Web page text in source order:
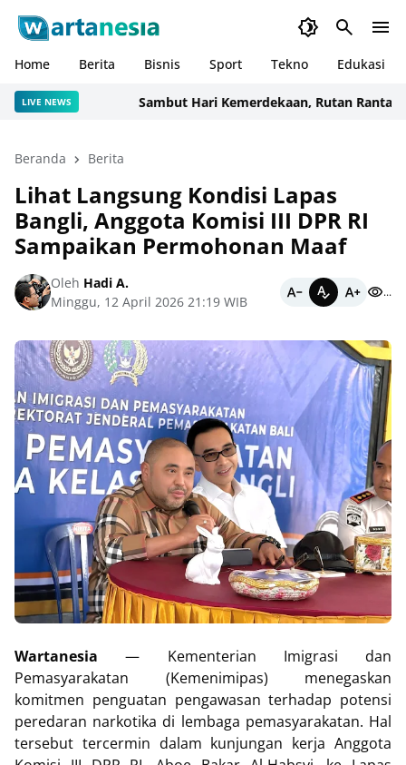
Home Berita Bisnis Sport Tekno Edukasi
LIVE NEWS Sambut Hari Kemerdekaan, Rutan Rantau
Beranda Berita
Lihat Langsung Kondisi Lapas
Bangli, Anggota Komisi III DPR RI
Sampaikan Permohonan Maaf
Oleh Hadi A.
Minggu, 12 April 2026 21:19 WIB
...
Wartanesia— Kementerian Imigrasi dan
Pemasyarakatan (Kemenimipas) menegaskan
komitmen penguatan pengawasan terhadap potensi
peredaran narkotika di lembaga pemasyarakatan. Hal
tersebut tercermin dalam kunjungan kerja Anggota